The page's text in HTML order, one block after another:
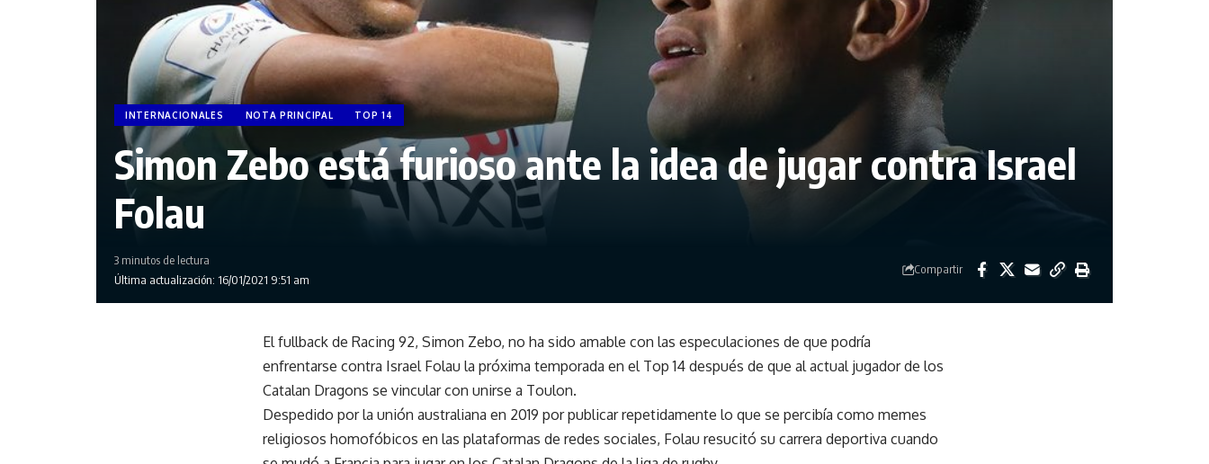
INTERNACIONALES NOTA PRINCIPAL TOP 14
Simon Zebo está furioso ante la idea de jugar contra Israel
Folau
Última actualización: 16/01/2021 9:51 am
3 minutos de lectura
Compartir
El fullback de Racing 92, Simon Zebo, no ha sido amable con las especulaciones de que podría
enfrentarse contra Israel Folau la próxima temporada en el Top 14 después de que al actual jugador de los
Catalan Dragons se vincular con unirse a Toulon.
Despedido por la unión australiana en 2019 por publicar repetidamente lo que se percibía como memes
religiosos homofóbicos en las plataformas de redes sociales, Folau resucitó su carrera deportiva cuando